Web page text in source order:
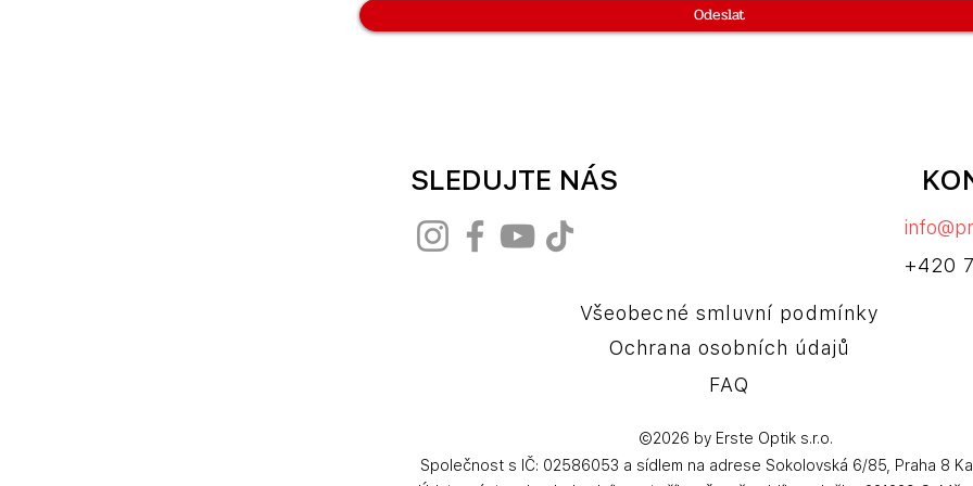
Odeslat
SLEDUJTE NÁS
+420
Všeobecné smluvní podmínky
Ochrana osobních údajů
FAQ
©2026 by Erste Optik s.r.o.
Společnost s IČ: 02586053 a sídlem na adrese Sokolovská 6/85, Praha 8